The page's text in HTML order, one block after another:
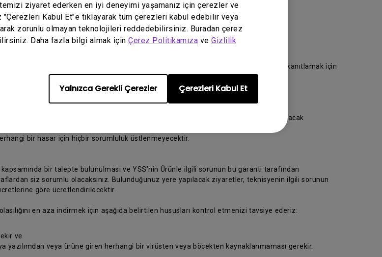
ziyaret ederken en iyi deneyimi yaşamanız için çerezler ve
Kabul Et"e tıklayarak tüm çerezleri kabul edebilir veya
zorunlu olmayan teknolojileri reddedebilirsiniz. Buradan çerez
Daha fazla bilgi almak için Çerez Politikamıza ve Gizlilik
Yalnızca Gerekli Çerezler Çerezleri Kabul Et
Yetkili Servis Sağlayıcısına (YSS) gönderin veya götürün. Lütfen satın alma tarihini kanıtlamak için
alınız. Orijinal ambalaj malzemesiyle veya Ürünün hasarsız teslim alınmasını sağlayacak
bir hasar için hiçbir sorumluluk üstlenmeyecektir.
bir talepte bulunulması ve YSS’nin Ürünle ilgili sorunun bu garanti tarafından
siz sorumlu olacaksınız. Bulunduğunuz yere yapılacak ziyaretler, teknisyenin ilgili sorunun
göre ücretlendirilecektir.
en aza indirmek için aşağıda belirtilen hususları kontrol etmenizi tavsiye ederiz:
ve
veya ürüne giren herhangi bir virüsten veya böcekten kaynaklanmaması gerekir.